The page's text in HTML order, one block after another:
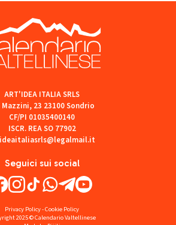
Seguici sui social
ART'IDEA ITALIA SRLS
Mazzini, 23 23100 Sondrio
CF/PI 01035400140
ISCR. REA SO 77902
Privacy Policy-Cookie Policy
2025 © Calendario Valtellinese